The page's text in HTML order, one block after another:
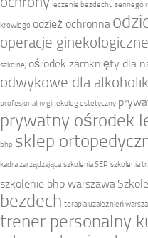
leczenie bezdechu sennego
krowiego odzież ochronna
operacje
szkolnej ośrodek zamknięty dla
odwykowe dla
profesjonalny ginekolog estetyczny
prywatny ośrodek
bhp sklep
kadra zarządzająca szkolenia SEP szkolenia
szkolenie bhp warszawa
bezdech terapia uzależnień
trener personalny